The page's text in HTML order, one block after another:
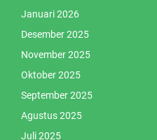
Januari 2026
Desember 2025
November 2025
Oktober 2025
September 2025
Agustus 2025
Juli 2025